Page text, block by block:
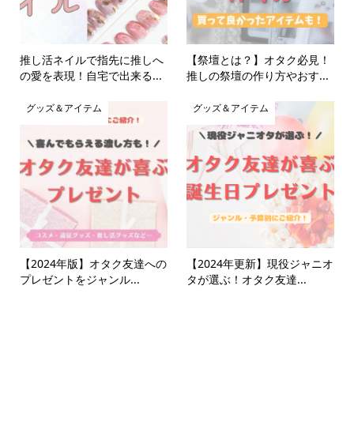
推し活ネイルで指先に推しへ
の愛を表現！自宅で出来る...
【祭壇とは？】オタク必見！
推しの祭壇の作り方やおす...
グッズ＆アイテム
【2024年版】オタク友達への
プレゼントをジャンル...
グッズ＆アイテム
【2024年更新】現役ジャニオ
タが選ぶ！オタク友達...